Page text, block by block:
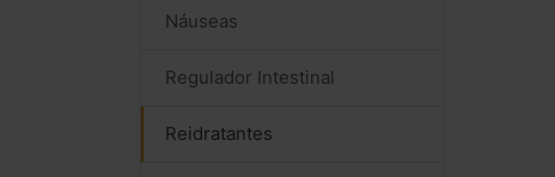
Náuseas
Regulador Intestinal
Reidratantes